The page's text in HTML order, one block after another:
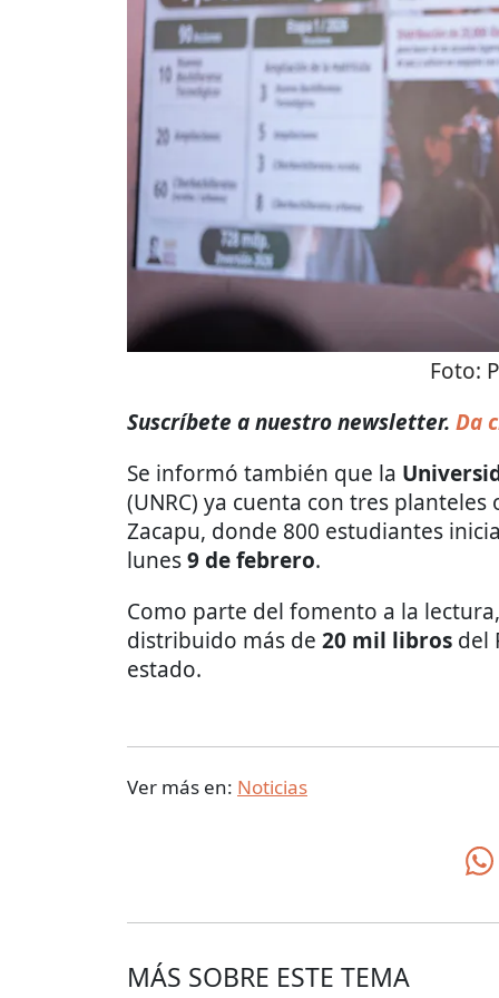
Foto:
Suscríbete a nuestro newsletter. Da
Se informó también que la
(UNRC) ya cuenta con tres
Zacapu, donde 800 estudiantes
lunes9 de febrero.
Como parte del fomento a la
distribuido más de 20 mil libros del
estado.
Ver más en: Noticias
MÁS SOBRE ESTE TEMA